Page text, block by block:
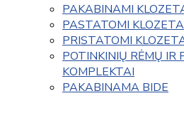
PAKABINAMI
PASTATOMI
PRISTATOMI
POTINKINIŲ RĖMŲ
KOMPLEKTAI
PAKABINAMA BIDE